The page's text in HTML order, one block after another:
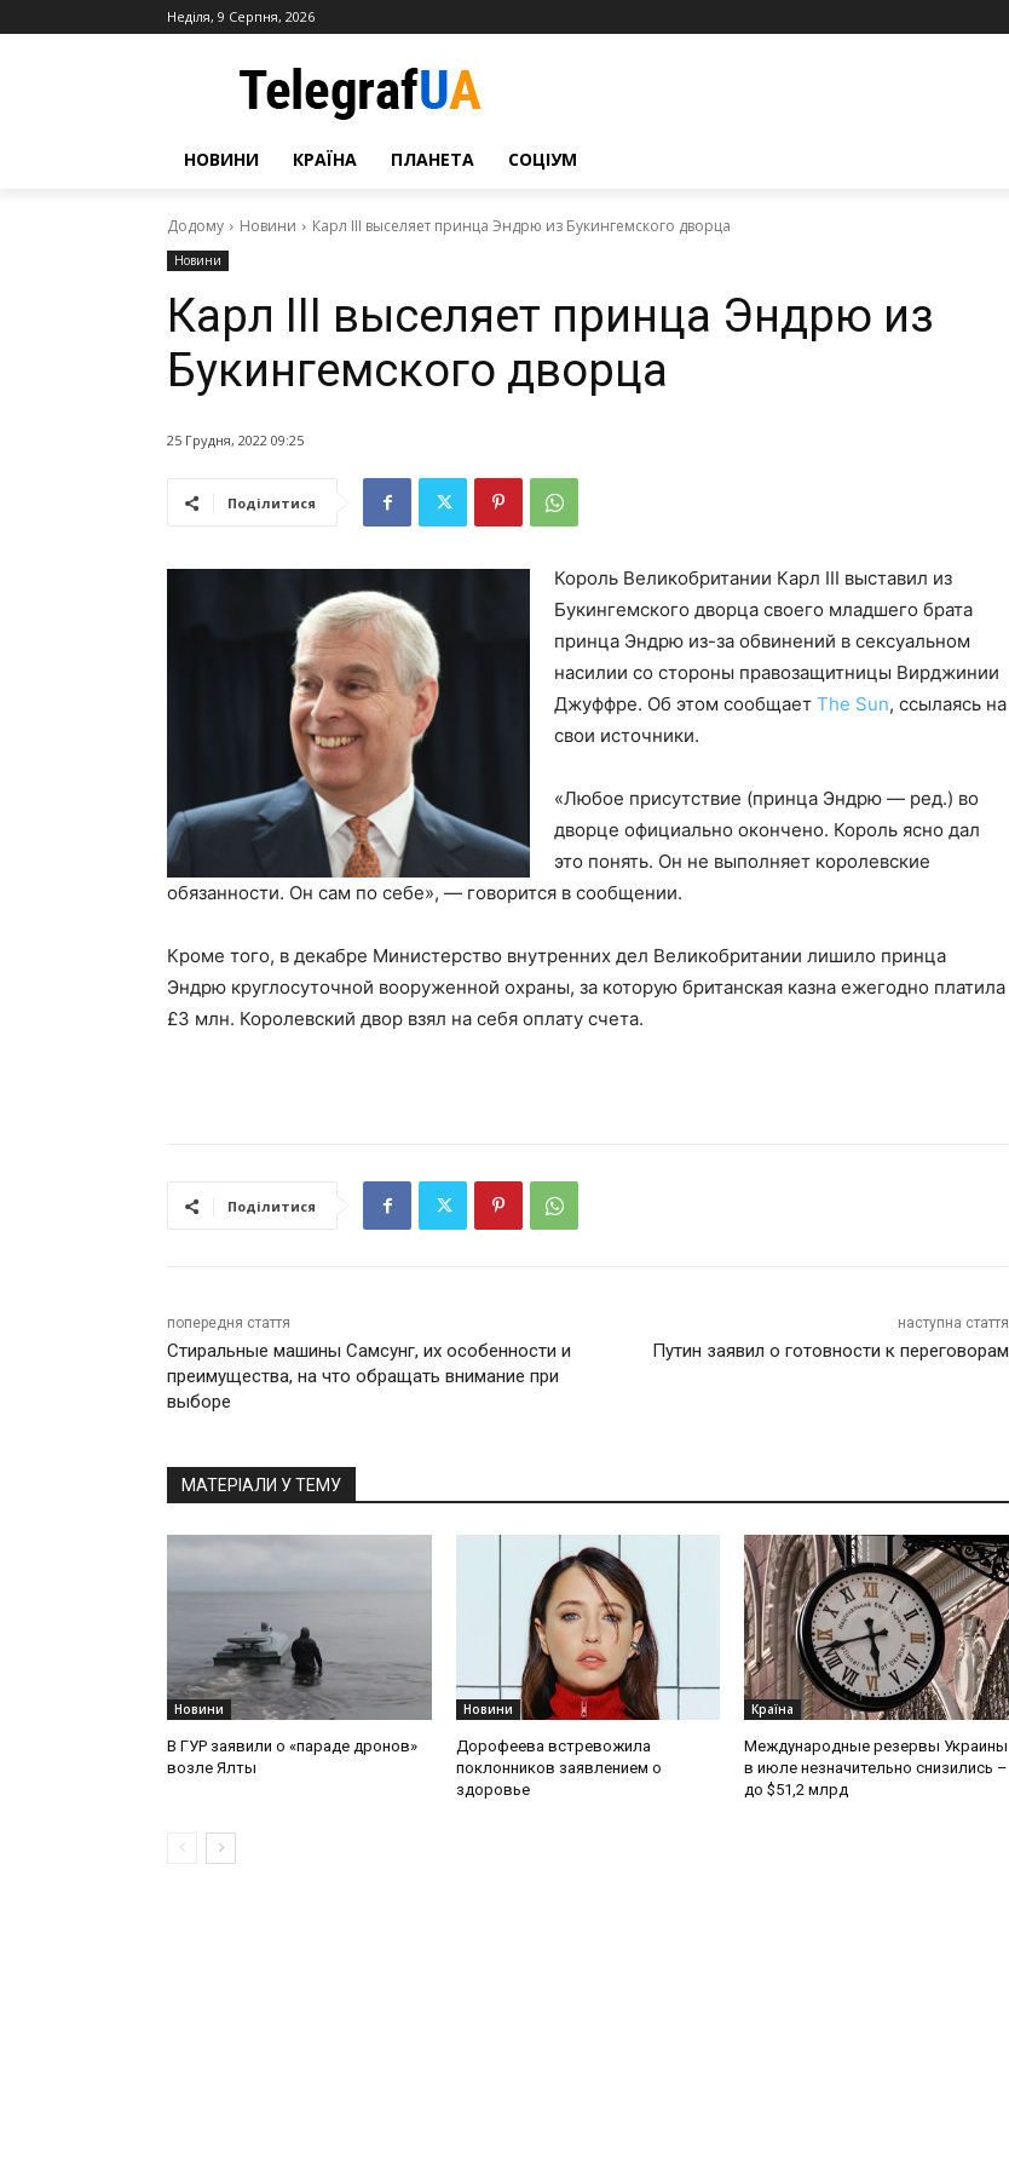
Неділя, 9 Серпня, 2026
НОВИНИ КРАЇНА ПЛАНЕТА СОЦІУМ
Додому Новини Карл III выселяет принца Эндрю из Букингемского дворца
Новини
Карл III выселяет принца Эндрю из
Букингемского дворца
25 Грудня, 2022 09:25
Поділитися
Король Великобритании Карл III выставил из
Букингемского дворца своего младшего брата
принца Эндрю из-за обвинений в сексуальном
насилии со стороны правозащитницы Вирджинии
Джуффре. Об этом сообщает The Sun, ссылаясь на
свои источники.
«Любое присутствие (принца Эндрю — ред.) во
дворце официально окончено. Король ясно дал
это понять. Он не выполняет королевские
обязанности. Он сам по себе», — говорится в сообщении.
Кроме того, в декабре Министерство внутренних дел Великобритании лишило принца
Эндрю круглосуточной вооруженной охраны, за которую британская казна ежегодно платила
£3 млн. Королевский двор взял на себя оплату счета.
Поділитися
попередня стаття
Стиральные машины Самсунг, их особенности и
преимущества, на что обращать внимание при
выборе
наступна стаття
Путин заявил о готовности к переговорам
МАТЕРІАЛИ У ТЕМУ
Новини
В ГУР заявили о «параде дронов»
возле Ялты
Новини
Дорофеева встревожила
поклонников заявлением о
здоровье
Країна
Международные резервы Украины
в июле незначительно снизились –
до $51,2 млрд